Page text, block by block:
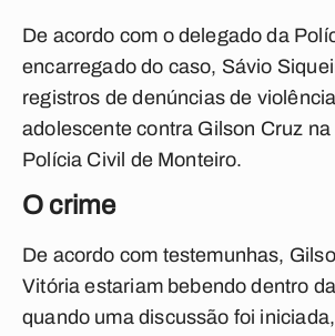
De acordo com o delegado da
encarregado do caso, Sávio
registros de denúncias de
adolescente contra Gilson Cruz
Polícia Civil de Monteiro.
O crime
De acordo com testemunhas,
Vitória estariam bebendo dentro
quando uma discussão foi